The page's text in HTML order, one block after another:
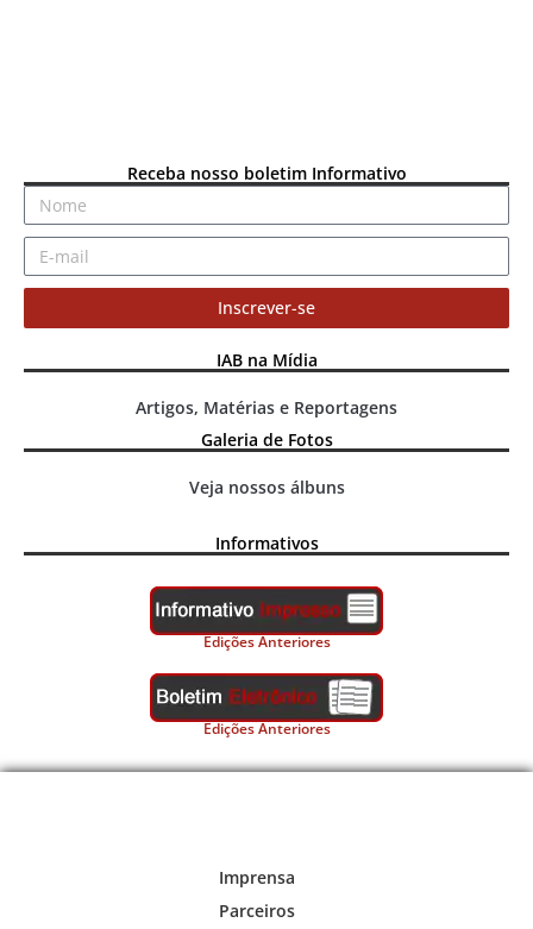
Receba nosso boletim Informativo
Inscrever-se
IAB na Mídia
Artigos, Matérias e Reportagens
Galeria de Fotos
Veja nossos álbuns
Informativos
Edições Anteriores
Edições Anteriores
Imprensa
Parceiros